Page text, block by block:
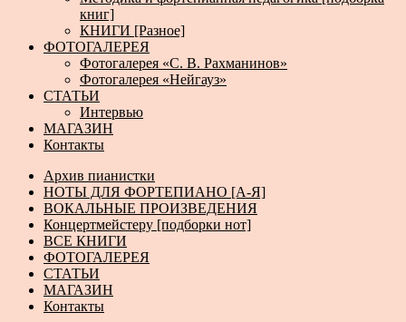
книг]
КНИГИ [Разное]
ФОТОГАЛЕРЕЯ
Фотогалерея «С. В. Рахманинов»
Фотогалерея «Нейгауз»
СТАТЬИ
Интервью
МАГАЗИН
Контакты
Архив пианистки
НОТЫ ДЛЯ ФОРТЕПИАНО [А-Я]
ВОКАЛЬНЫЕ ПРОИЗВЕДЕНИЯ
Концертмейстеру [подборки нот]
ВСЕ КНИГИ
ФОТОГАЛЕРЕЯ
СТАТЬИ
МАГАЗИН
Контакты